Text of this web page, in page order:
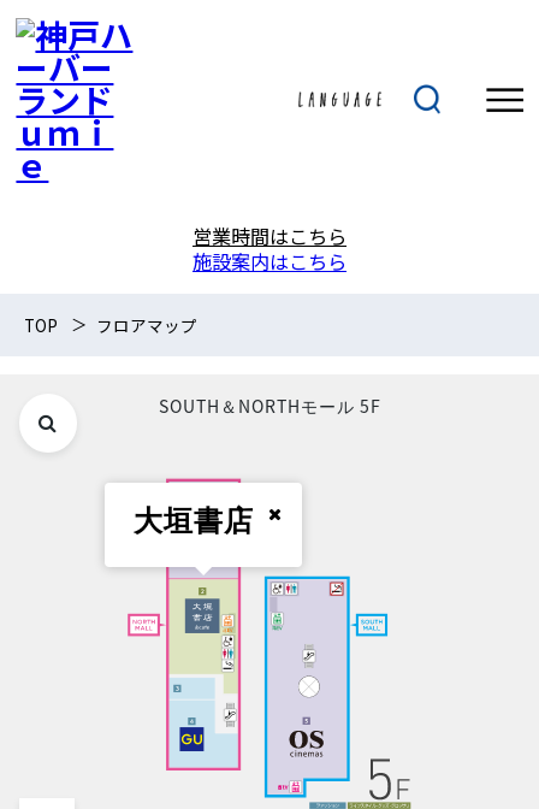
営業時間はこちら
施設案内はこちら
TOP フロアマップ